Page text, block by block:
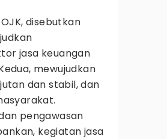
disebutkan
jasa keuangan
mewujudkan
dan stabil, dan
pengawasan
kegiatan jasa